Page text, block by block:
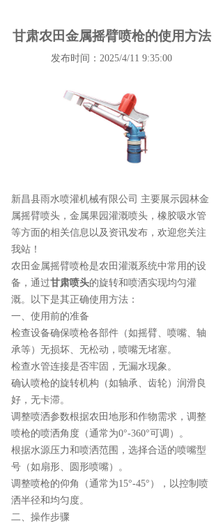
甘肃农田金属摇臂喷枪的使用方法
发布时间：2025/4/11 9:35:00
新昌县雨水喷灌机械有限公司 主要展示园林金
属摇臂喷头 ，金属果园灌溉喷头，橡胶吸水管
等方面的相关信息以及资讯发布，欢迎您关注
我站！
农田金属摇臂喷枪是农田灌溉系统中常用的设
备，通过甘肃喷头的旋转和喷洒实现均匀灌
溉。以下是其正确使用方法：
一、使用前的准备
检查设备确保喷枪各部件（如摇臂、喷嘴、轴
承等）无损坏、无松动，喷嘴无堵塞。
检查水管连接是否牢固，无漏水现象。
确认喷枪的旋转机构（如轴承、齿轮）润滑良
好，无卡滞。
调整喷洒参数根据农田地形和作物需求，调整
喷枪的喷洒角度（通常为0°-360°可调）。
根据水源压力和喷洒范围，选择合适的喷嘴型
号（如扇形、圆形喷嘴）。
调整喷枪的仰角（通常为15°-45°），以控制喷
洒半径和均匀度。
二、操作步骤